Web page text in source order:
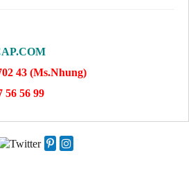
43 (Ms.Nhung)
56 56 99